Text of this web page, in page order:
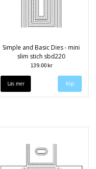
Simple and Basic Dies - mini
slim stich sbd220
139.00 kr
Läs mer